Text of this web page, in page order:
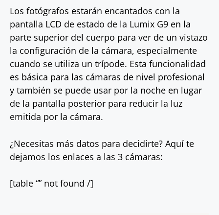
Los fotógrafos estarán encantados con la
pantalla LCD de estado de la Lumix G9 en la
parte superior del cuerpo para ver de un vistazo
la configuración de la cámara, especialmente
cuando se utiliza un trípode. Esta funcionalidad
es básica para las cámaras de nivel profesional
y también se puede usar por la noche en lugar
de la pantalla posterior para reducir la luz
emitida por la cámara.
¿Necesitas más datos para decidirte? Aquí te
dejamos los enlaces a las 3 cámaras:
[table “” not found /]